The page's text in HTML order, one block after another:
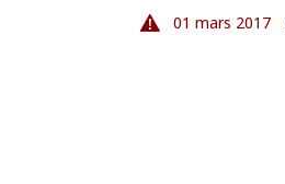
01 mars 2017